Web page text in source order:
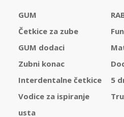
GUM
Četkice za zube
GUM dodaci
Zubni konac
Interdentalne četkice
5
Vodice za ispiranje
usta